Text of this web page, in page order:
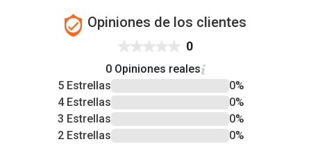
Opiniones de los clientes
0
0 Opiniones reales
5 Estrellas
0%
4 Estrellas
0%
3 Estrellas
0%
2 Estrellas
0%